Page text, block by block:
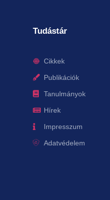
Tudástár
Cikkek
Publikációk
Tanulmányok
Hírek
Impresszum
Adatvédelem